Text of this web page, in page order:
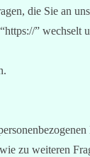
die Sie an
” wechselt
zu weiteren